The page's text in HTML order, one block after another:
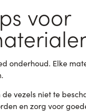
voor
onderhoud. Elke
vezels niet te
en zorg voor